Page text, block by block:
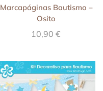
Marcapáginas Bautismo –
Osito
10,90 €